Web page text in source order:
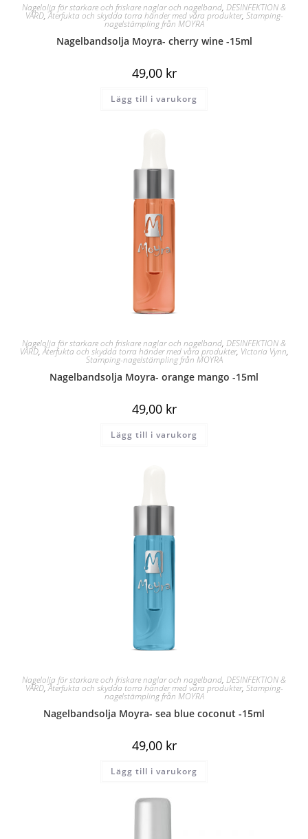
Nagelolja för starkare och friskare naglar och nagelband, DESINFEKTION &
VÅRD,Återfukta och skydda torra händer med våra produkter, Stamping-
nagelstämpling från MOYRA
Nagelbandsolja Moyra- cherry wine -15ml
49,00 kr
Lägg till i varukorg
Nagelolja för starkare och friskare naglar och nagelband, DESINFEKTION &
VÅRD,Återfukta och skydda torra händer med våra produkter, Victoria Vynn,
Stamping-nagelstämpling från MOYRA
Nagelbandsolja Moyra- orange mango -15ml
49,00 kr
Lägg till i varukorg
Nagelolja för starkare och friskare naglar och nagelband, DESINFEKTION &
VÅRD,Återfukta och skydda torra händer med våra produkter, Stamping-
nagelstämpling från MOYRA
Nagelbandsolja Moyra- sea blue coconut -15ml
49,00 kr
Lägg till i varukorg